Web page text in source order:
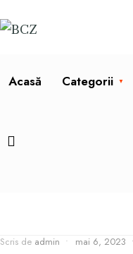
Acasă Categorii
Scris de admin • mai 6, 2023 •